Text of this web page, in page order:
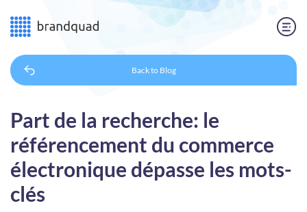
Back toBlog
Part de la recherche: le
référencement du commerce
électronique dépasse les mots-
clés